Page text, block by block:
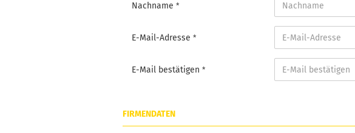
Nachname
E-Mail-Adresse
E-Mail bestätigen
FIRMENDATEN